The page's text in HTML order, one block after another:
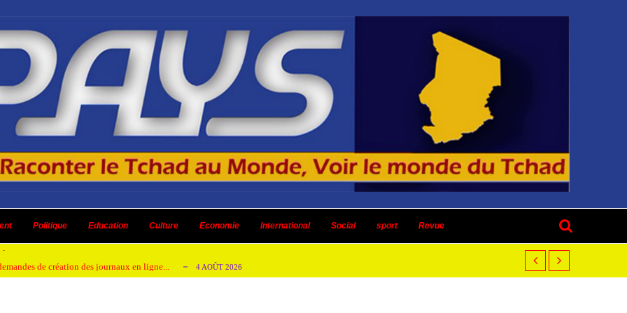
Politique Education Culture Economie International Social sport Revue
AOÛT 2026
honorer son ancien leader 2 AOÛT 2026
de création des journaux en ligne... 4 AOÛT 2026
un dividende ni une quelconque plus-...